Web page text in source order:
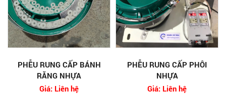
PHỄU RUNG CẤP BÁNH
RĂNG NHỰA
Giá: Liên hệ
PHỄU RUNG CẤP PHÔI
NHỰA
Giá: Liên hệ